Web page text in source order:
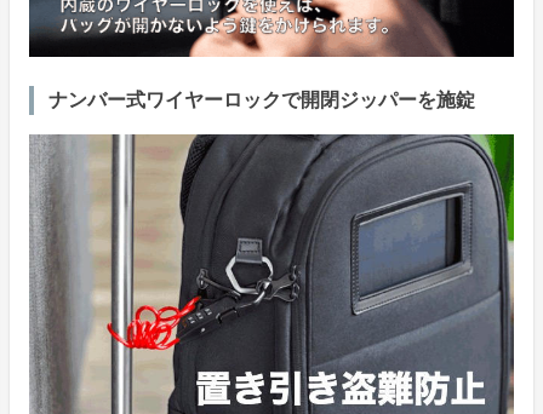
ナンバー式ワイヤーロックで開閉ジッパーを施錠